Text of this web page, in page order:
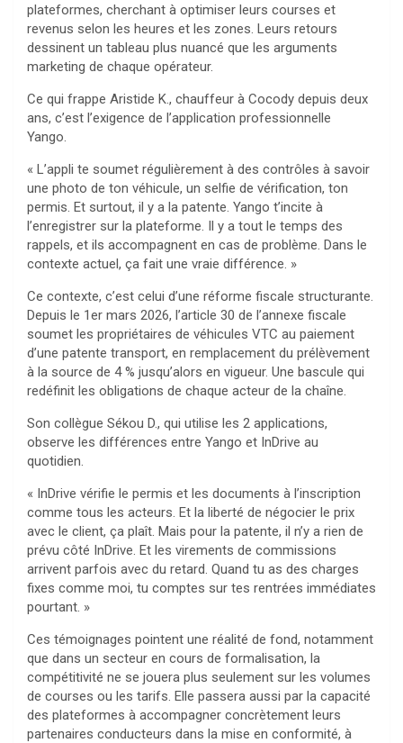
plateformes, cherchant à optimiser leurs courses et
revenus selon les heures et les zones. Leurs retours
dessinent un tableau plus nuancé que les arguments
marketing de chaque opérateur.
Ce qui frappe Aristide K., chauffeur à Cocody depuis deux
ans, c’est l’exigence de l’application professionnelle
Yango.
« L’appli te soumet régulièrement à des contrôles à savoir
une photo de ton véhicule, un selfie de vérification, ton
permis. Et surtout, il y a la patente. Yango t’incite à
l’enregistrer sur la plateforme. Il y a tout le temps des
rappels, et ils accompagnent en cas de problème. Dans le
contexte actuel, ça fait une vraie différence. »
Ce contexte, c’est celui d’une réforme fiscale structurante.
Depuis le 1er mars 2026, l’article 30 de l’annexe fiscale
soumet les propriétaires de véhicules VTC au paiement
d’une patente transport, en remplacement du prélèvement
à la source de 4 % jusqu’alors en vigueur. Une bascule qui
redéfinit les obligations de chaque acteur de la chaîne.
Son collègue Sékou D., qui utilise les 2 applications,
observe les différences entre Yango et InDrive au
quotidien.
« InDrive vérifie le permis et les documents à l’inscription
comme tous les acteurs. Et la liberté de négocier le prix
avec le client, ça plaît. Mais pour la patente, il n’y a rien de
prévu côté InDrive. Et les virements de commissions
arrivent parfois avec du retard. Quand tu as des charges
fixes comme moi, tu comptes sur tes rentrées immédiates
pourtant. »
Ces témoignages pointent une réalité de fond, notamment
que dans un secteur en cours de formalisation, la
compétitivité ne se jouera plus seulement sur les volumes
de courses ou les tarifs. Elle passera aussi par la capacité
des plateformes à accompagner concrètement leurs
partenaires conducteurs dans la mise en conformité, à